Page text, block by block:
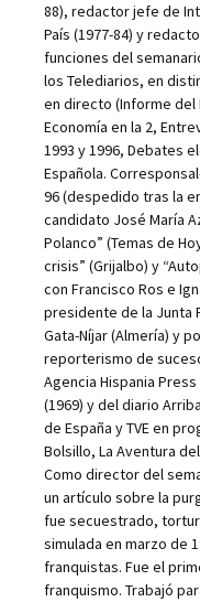
88), redactor jefe de
País (1977-84) y
funciones del
los Telediarios, en
en directo (Informe del
Economía en la 2,
1993 y 1996, Debates
Española.
96 (despedido tras la
candidato José María
Polanco” (Temas de
crisis” (Grijalbo) y
con Francisco Ros e
presidente de la Junta
Gata-Níjar (Almería) y
reporterismo de
Agencia Hispania
(1969) y del diario
de España y TVE en
Bolsillo, La Aventura
Como director del
un artículo sobre la
fue secuestrado,
simulada en marzo de
franquistas. Fue el
franquismo. Trabajó